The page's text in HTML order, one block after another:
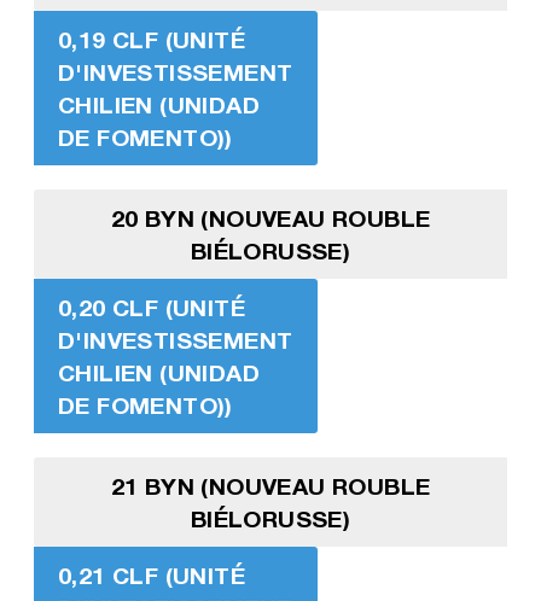
0,19 CLF (UNITÉ
D'INVESTISSEMENT
CHILIEN (UNIDAD
DE FOMENTO))
20 BYN (NOUVEAU ROUBLE
BIÉLORUSSE)
0,20 CLF (UNITÉ
D'INVESTISSEMENT
CHILIEN (UNIDAD
DE FOMENTO))
21 BYN (NOUVEAU ROUBLE
BIÉLORUSSE)
0,21 CLF (UNITÉ